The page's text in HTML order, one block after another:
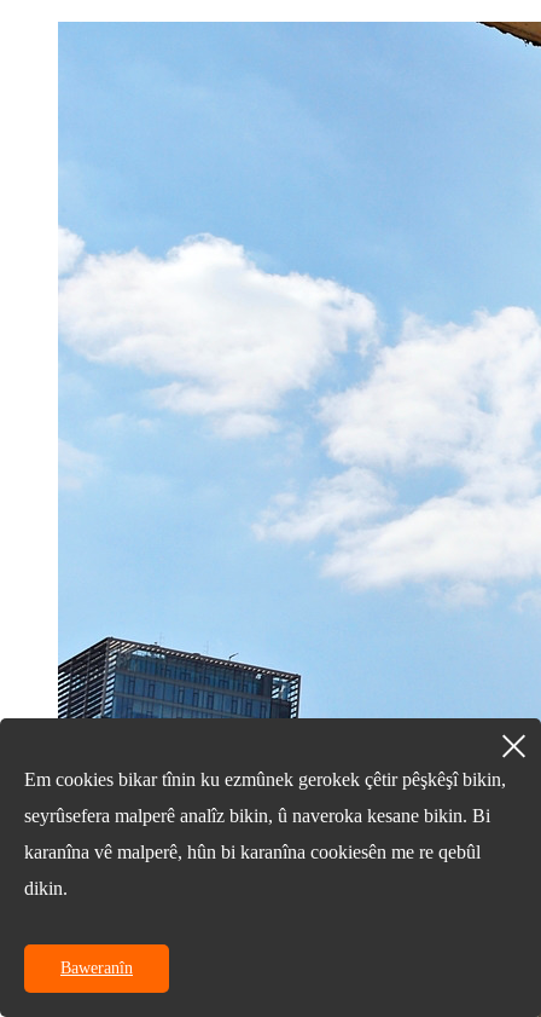
18/03/25
Em cookies bikar tînin ku ezmûnek gerokek çêtir pêşkêşî bikin,
seyrûsefera malperê analîz bikin, û naveroka kesane bikin. Bi
karanîna vê malperê, hûn bi karanîna cookiesên me re qebûl
dikin.
Baweranîn